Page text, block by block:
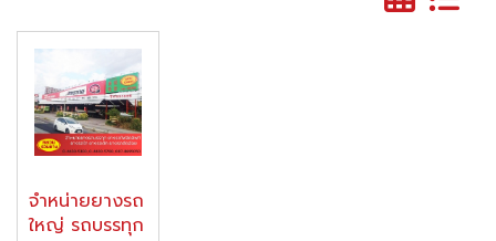
จำหน่ายยางรถ
ใหญ่ รถบรรทุก